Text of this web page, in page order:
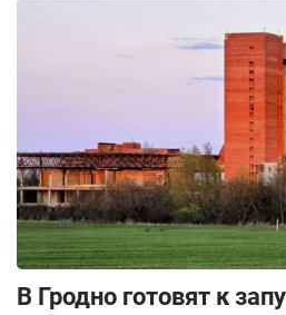
В Гродно готовят к